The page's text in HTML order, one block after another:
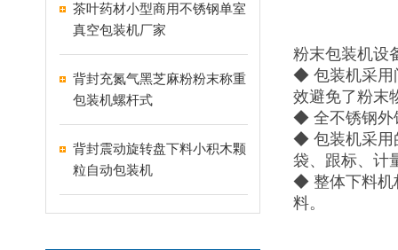
茶叶药材小型商用不锈钢单室
真空包装机厂家
背封充氮气黑芝麻粉粉末称重
包装机螺杆式
背封震动旋转盘下料小积木颗
粒自动包装机
粉末包装机设
◆ 包装机采用
效避免了粉末
◆ 全不锈钢外
◆ 包装机采用
袋、跟标、计
◆ 整体下料机
料。